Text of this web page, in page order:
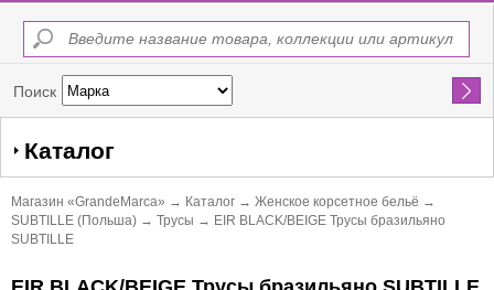
Поиск Найти
Каталог
Магазин «GrandeMarca» → Каталог → Женское корсетное бельё →
SUBTILLE (Польша) → Трусы → EIR BLACK/BEIGE Трусы бразильяно
SUBTILLE